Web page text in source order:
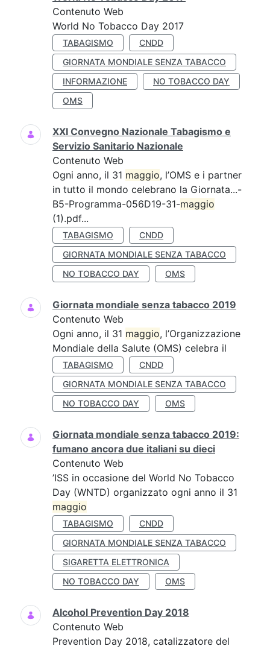
Contenuto Web
World No Tobacco Day 2017
TABAGISMO
CNDD
GIORNATA MONDIALE SENZA TABACCO
INFORMAZIONE
NO TOBACCO DAY
OMS
XXI Convegno Nazionale Tabagismo e
Servizio Sanitario Nazionale
Contenuto Web
Ogni anno, il 31 maggio, l’OMS e i partner
in tutto il mondo celebrano la Giornata...-
B5-Programma-056D19-31-maggio
(1).pdf...
TABAGISMO
CNDD
GIORNATA MONDIALE SENZA TABACCO
NO TOBACCO DAY
OMS
Giornata mondiale senza tabacco 2019
Contenuto Web
Ogni anno, il 31 maggio, l’Organizzazione
Mondiale della Salute (OMS) celebra il
TABAGISMO
CNDD
GIORNATA MONDIALE SENZA TABACCO
NO TOBACCO DAY
OMS
Giornata mondiale senza tabacco 2019:
fumano ancora due italiani su dieci
Contenuto Web
’ISS in occasione del World No Tobacco
Day (WNTD) organizzato ogni anno il 31
maggio
TABAGISMO
CNDD
GIORNATA MONDIALE SENZA TABACCO
SIGARETTA ELETTRONICA
NO TOBACCO DAY
OMS
Alcohol Prevention Day 2018
Contenuto Web
Prevention Day 2018, catalizzatore del